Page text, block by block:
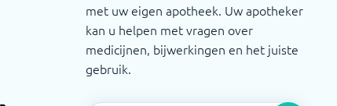
met uw eigen apotheek. Uw apotheker
kan u helpen met vragen over
medicijnen, bijwerkingen en het juiste
gebruik.